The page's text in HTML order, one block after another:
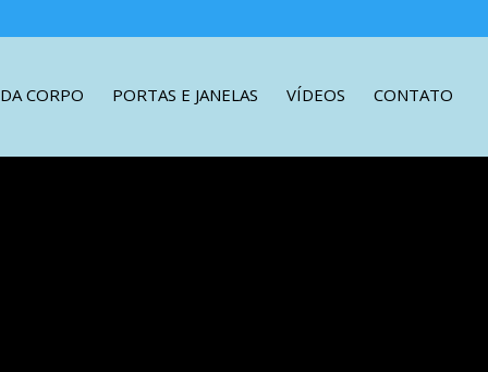
CORPO PORTAS E JANELAS VÍDEOS CONTATO